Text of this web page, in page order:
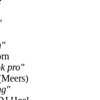
pro"